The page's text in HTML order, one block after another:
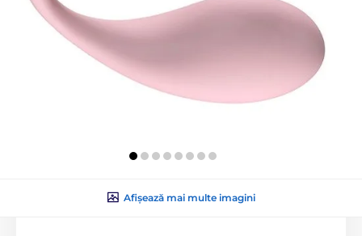
Afișează mai multe imagini